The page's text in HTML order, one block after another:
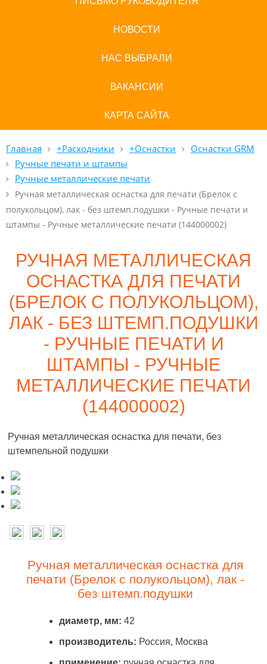
НОВОСТИ
НАС ВЫБРАЛИ
ВАКАНСИИ
КАРТА САЙТА
Главная +Расходники +Оснастки
Оснастки GRM
Ручные печати и штампы
Ручные металлические печати
Ручная металлическая оснастка для печати (Брелок с
полукольцом), лак - без штемп.подушки - Ручные печати и
штампы - Ручные металлические печати (144000002)
РУЧНАЯ МЕТАЛЛИЧЕСКАЯ
ОСНАСТКА ДЛЯ ПЕЧАТИ
(БРЕЛОК С ПОЛУКОЛЬЦОМ),
ЛАК - БЕЗ ШТЕМП.ПОДУШКИ
- РУЧНЫЕ ПЕЧАТИ И
ШТАМПЫ - РУЧНЫЕ
МЕТАЛЛИЧЕСКИЕ ПЕЧАТИ
(144000002)
Ручная металлическая оснастка для печати, без
штемпельной подушки
Ручная металлическая оснастка для
печати (Брелок с полукольцом), лак -
без штемп.подушки
диаметр, мм: 42
производитель: Россия, Москва